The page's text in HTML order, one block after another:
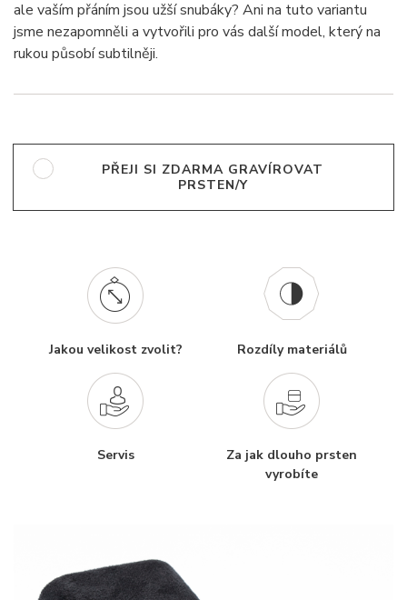
ale vaším přáním jsou užší snubáky? Ani na tuto variantu
jsme nezapomněli a vytvořili pro vás další model, který na
rukou působí subtilněji.
PŘEJI SI ZDARMA GRAVÍROVAT
PRSTEN/Y
Jakou velikost zvolit? Rozdíly materiálů
Servis
Za jak dlouho prsten
vyrobíte